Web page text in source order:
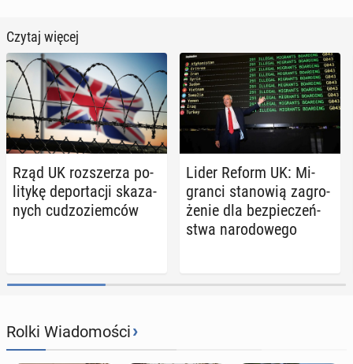
Czytaj więcej
Rząd UK roz­sze­rza po­
li­ty­kę de­por­ta­cji ska­za­
nych cu­dzo­ziem­ców
Lider Reform UK: Mi­
gran­ci sta­no­wią za­gro­
że­nie dla bez­pie­czeń­
stwa na­ro­do­we­go
Rolki Wiadomości›